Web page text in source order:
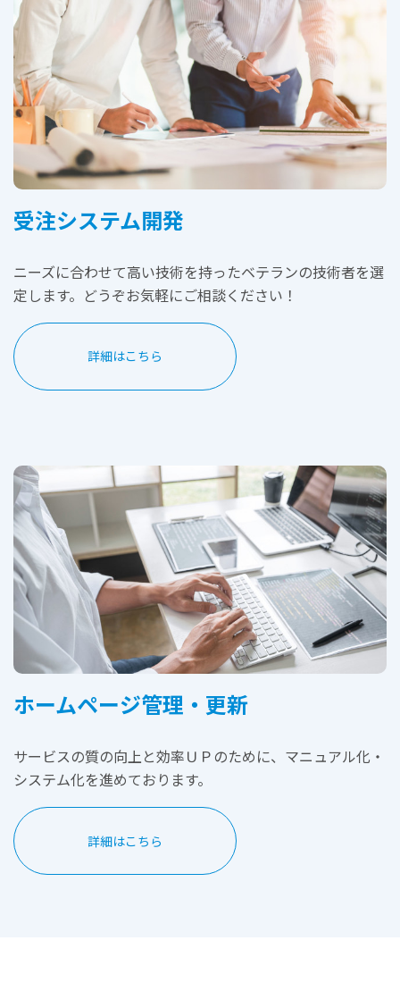
受注システム開発
ニーズに合わせて高い技術を持ったベテランの技術者を選
定します。どうぞお気軽にご相談ください！
詳細はこちら
ホームページ管理・更新
サービスの質の向上と効率ＵＰのために、マニュアル化・
システム化を進めております。
詳細はこちら